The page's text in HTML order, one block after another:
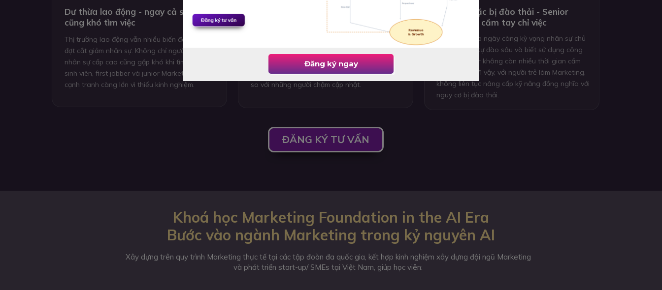
Dư thừa lao động - ngay cả senior
cũng khó tìm việc
Thị trường lao động vẫn nhiều biến động sau các
đợt cắt giảm nhân sự. Không chỉ người trẻ mà cả
nhân sự cấp cao cũng gặp khó khi tìm việc. Với
sinh viên, first jobber và junior Marketing, áp lực
cạnh tranh càng lớn vì thiếu kinh nghiệm.
AI là chuẩn mực mới - Không còn là lợi
thế mà là bắt buộc
khả năng ứng dụng AI giúp nhân sự làm việc
nhanh hơn, hiệu quả hơn và tạo lợi thế rõ rệt
so với những người chậm cập nhật.
Tự học hoặc bị đào thải - Senior
không còn cầm tay chỉ việc
Doanh nghiệp ngày càng kỳ vọng nhân sự chủ
động tự học, tự đào sâu và biết sử dụng công
cụ mới. Senior không còn nhiều thời gian cầm
tay chỉ việc. Vì vậy, với người trẻ làm Marketing,
không liên tục nâng cấp kỹ năng đồng nghĩa với
nguy cơ bị đào thải.
ĐĂNG KÝ TƯ VẤN
Khoá học Marketing Foundation in the AI Era
Bước vào ngành Marketing trong kỷ nguyên AI
Xây dựng trên quy trình Marketing thực tế tại các tập đoàn đa quốc gia, kết hợp kinh nghiệm xây dựng đội ngũ Marketing
và phát triển start-up/ SMEs tại Việt Nam, giúp học viên:
Đăng ký ngay